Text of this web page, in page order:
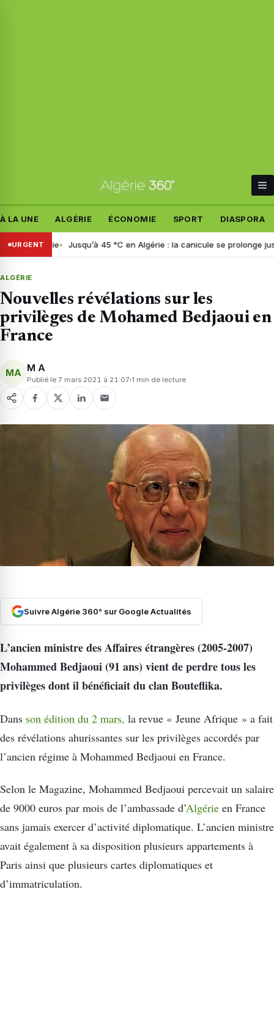
À LA UNE ALGÉRIE ÉCONOMIE SPORT DIASPORA
URGENT
Italie Jusqu’à 45 °C en Algérie : la canicule se prolonge jusqu’à
ALGÉRIE
Nouvelles révélations sur les
privilèges de Mohamed Bedjaoui en
France
MA M A
Publié le 7 mars 2021 à 21:07 1 min de lecture
Suivre Algérie 360° sur Google Actualités
L’ancien ministre des Affaires étrangères (2005-2007)
Mohammed Bedjaoui (91 ans) vient de perdre tous les
privilèges dont il bénéficiait du clan Bouteflika.
Dans son édition du 2 mars, la revue « Jeune Afrique » a fait
des révélations ahurissantes sur les privilèges accordés par
l’ancien régime à Mohammed Bedjaoui en France.
Selon le Magazine, Mohammed Bedjaoui percevait un salaire
de 9000 euros par mois de l’ambassade d’Algérie en France
sans jamais exercer d’activité diplomatique. L’ancien ministre
avait également à sa disposition plusieurs appartements à
Paris ainsi que plusieurs cartes diplomatiques et
d’immatriculation.